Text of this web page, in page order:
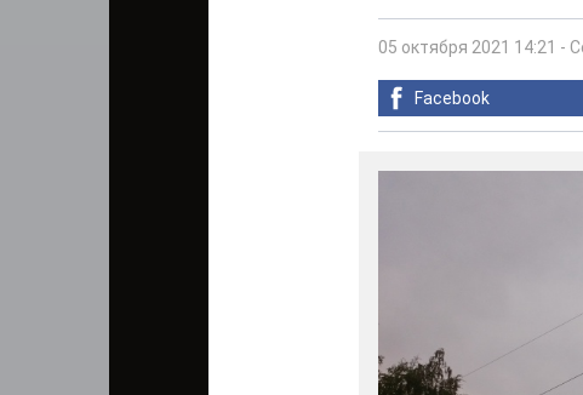
05 октября 2021 14:21 -
Facebook